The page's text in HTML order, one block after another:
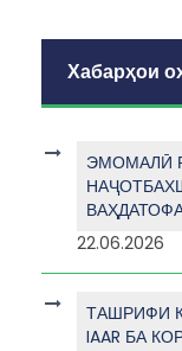
Хабарҳои
ЭМОМАЛӢ
22.06.2026
ТАШРИФИ
IAAR БА